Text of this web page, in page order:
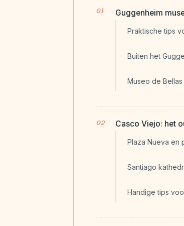
Guggenheim
Praktische tips
Buiten het
Museo de
Casco Viejo: het
Plaza Nueva en
Santiago
Handige tips